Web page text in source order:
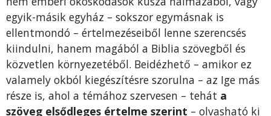
egyik-másik egyház – sokszor egymásnak is
ellentmondó – értelmezéseiből lenne szerencsés
kiindulni, hanem magából a Biblia szövegből és
közvetlen környezetéből. Beidézhető – amikor ez
valamely okból kiegészítésre szorulna – az Ige más
része is, ahol a témához szervesen – tehát a
szöveg elsődleges értelme szerint – olvasható ki